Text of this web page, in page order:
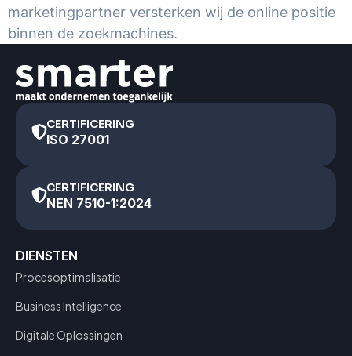
marketingpartner versterken wij de online positie
binnen de zoekmachines.
CERTIFICERING
ISO 27001
CERTIFICERING
NEN 7510-1:2024
DIENSTEN
Procesoptimalisatie
Business Intelligence
Digitale Oplossingen